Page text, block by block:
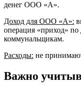
денег ООО «А».
Доход для ООО «А»:
операция «приход» по
коммунальщикам.
Расходы: не
Важно